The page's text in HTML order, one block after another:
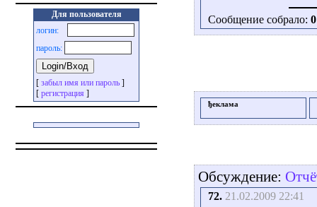
Для пользователя
логин:
пароль:
[ забыл имя или пароль ]
[ регистрация ]
Сообщение собрало: 0
ђеклама
Обсуждение:
72. 21.02.2009 22:41